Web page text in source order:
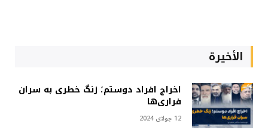
الأخيرة
اخراج افراد دوستم؛ زنگ خطری به سران
فراری‌ها
12 جولای 2024